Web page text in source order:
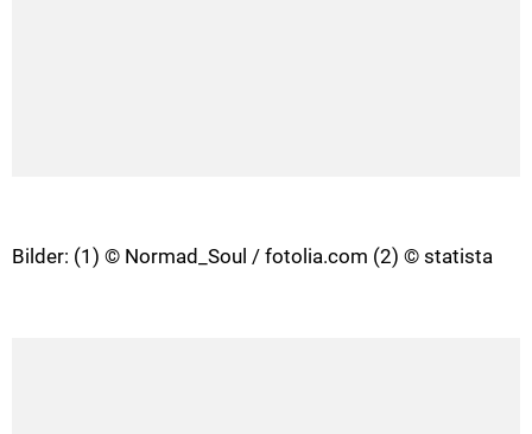
Bilder: (1) © Normad_Soul / fotolia.com (2) © statista